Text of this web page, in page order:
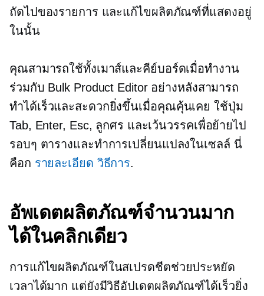
ถัดไปของรายการ และแก้ไขผลิตภัณฑ์ที่แสดงอยู่
ในนั้น
คุณสามารถใช้ทั้งเมาส์และคีย์บอร์ดเมื่อทำงาน
ร่วมกับ Bulk Product Editor อย่างหลังสามารถ
ทำได้เร็วและสะดวกยิ่งขึ้นเมื่อคุณคุ้นเคย ใช้ปุ่ม
Tab, Enter, Esc, ลูกศร และเว้นวรรคเพื่อย้ายไป
รอบๆ ตารางและทำการเปลี่ยนแปลงในเซลล์ นี่
คือก รายละเอียด วิธีการ.
อัพเดตผลิตภัณฑ์จำนวนมาก
ได้ในคลิกเดียว
การแก้ไขผลิตภัณฑ์ในสเปรดชีตช่วยประหยัด
เวลาได้มาก แต่ยังมีวิธีอัปเดตผลิตภัณฑ์ได้เร็วยิ่ง